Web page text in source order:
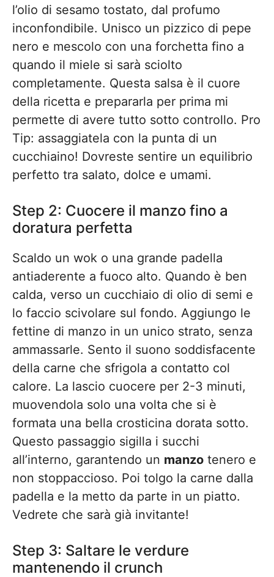
l’olio di sesamo tostato, dal profumo
inconfondibile. Unisco un pizzico di pepe
nero e mescolo con una forchetta fino a
quando il miele si sarà sciolto
completamente. Questa salsa è il cuore
della ricetta e prepararla per prima mi
permette di avere tutto sotto controllo. Pro
Tip: assaggiatela con la punta di un
cucchiaino! Dovreste sentire un equilibrio
perfetto tra salato, dolce e umami.
Step 2: Cuocere il manzo fino a
doratura perfetta
Scaldo un wok o una grande padella
antiaderente a fuoco alto. Quando è ben
calda, verso un cucchiaio di olio di semi e
lo faccio scivolare sul fondo. Aggiungo le
fettine di manzo in un unico strato, senza
ammassarle. Sento il suono soddisfacente
della carne che sfrigola a contatto col
calore. La lascio cuocere per 2-3 minuti,
muovendola solo una volta che si è
formata una bella crosticina dorata sotto.
Questo passaggio sigilla i succhi
all’interno, garantendo un manzo tenero e
non stoppaccioso. Poi tolgo la carne dalla
padella e la metto da parte in un piatto.
Vedrete che sarà già invitante!
Step 3: Saltare le verdure
mantenendo il crunch